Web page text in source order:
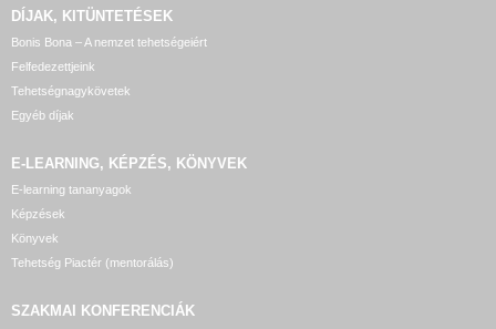
DÍJAK, KITÜNTETÉSEK
Bonis Bona – A nemzet tehetségeiért
Felfedezettjeink
Tehetségnagykövetek
Egyéb díjak
E-LEARNING, KÉPZÉS, KÖNYVEK
E-learning tananyagok
Képzések
Könyvek
Tehetség Piactér (mentorálás)
SZAKMAI KONFERENCIÁK